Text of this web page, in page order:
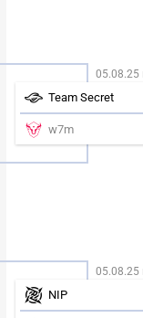
05.08.25
Team Secret
w7m
05.08.25
NIP